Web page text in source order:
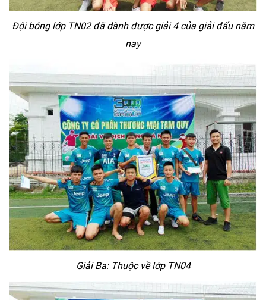
Đội bóng lớp TN02 đã dành được giải 4 của giải đấu năm
nay
Giải Ba: Thuộc về lớp TN04